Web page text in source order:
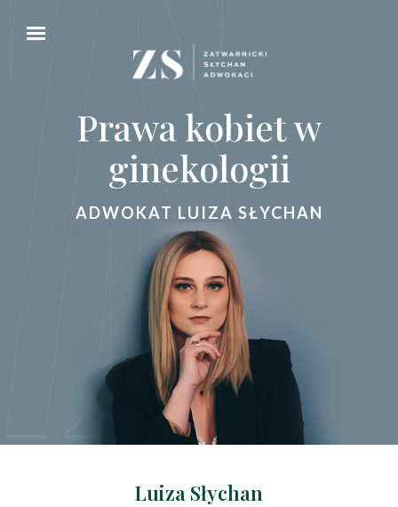
Prawa kobiet w
ginekologii
ADWOKAT LUIZA SŁYCHAN
Luiza Słychan